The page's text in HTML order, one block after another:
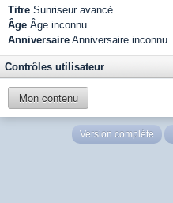
Titre Sunriseur avancé
Âge Âge inconnu
Anniversaire Anniversaire inconnu
Contrôles utilisateur
Mon contenu
Version complète